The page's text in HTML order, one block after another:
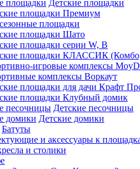
Детские площадки
площадки Премиум
площадки
площадки Шато
площадки серии W, В
площадки КЛАССИК
игровые комплексы
комплексы Воркаут
площадки для дачи Крафт
площадки Клубный домик
Детские песочницы
Детские домики
Батуты
и столики